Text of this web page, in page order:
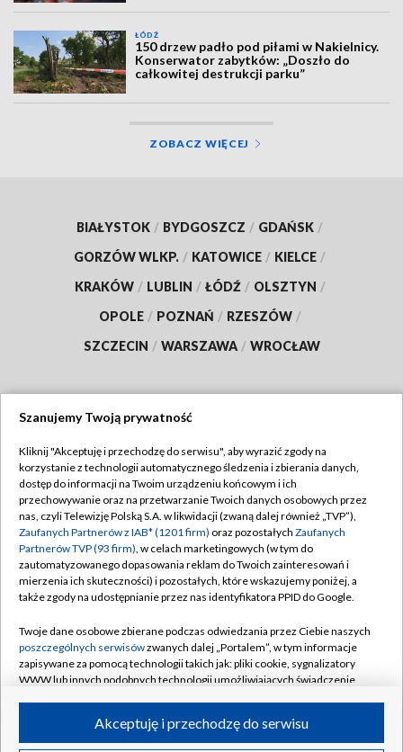
ŁÓDŹ
150 drzew padło pod piłami w Nakielnicy.
Konserwator zabytków: „Doszło do
całkowitej destrukcji parku”
ZOBACZ WIĘCEJ
BIAŁYSTOK / BYDGOSZCZ / GDAŃSK /
GORZÓW WLKP. / KATOWICE / KIELCE /
KRAKÓW / LUBLIN / ŁÓDŹ / OLSZTYN /
OPOLE / POZNAŃ / RZESZÓW /
SZCZECIN / WARSZAWA / WROCŁAW
TVP
Abonament TVP
Emisja w TVP
Centrum informacji TVP
Naziemna Telewizja Cyfrowa
Rada Programowa
System NOS
Informacje o nadawcy
Program dla prasy
Regulamin TVP
Polityka prywatności
Moje zgody
Pomoc
Kontakt
Kanały
Szanujemy Twoją prywatność
Kliknij "Akceptuję i przechodzę do serwisu", aby wyrazić zgody na
korzystanie z technologii automatycznego śledzenia i zbierania danych,
dostęp do informacji na Twoim urządzeniu końcowym i ich
przechowywanie oraz na przetwarzanie Twoich danych osobowych przez
nas, czyli Telewizję Polską S.A. w likwidacji (zwaną dalej również „TVP”),
Zaufanych Partnerów z IAB* (1201 firm) oraz pozostałych Zaufanych
Partnerów TVP (93 firm), w celach marketingowych (w tym do
zautomatyzowanego dopasowania reklam do Twoich zainteresowań i
mierzenia ich skuteczności) i pozostałych, które wskazujemy poniżej, a
także zgody na udostępnianie przez nas identyfikatora PPID do Google.
Twoje dane osobowe zbierane podczas odwiedzania przez Ciebie naszych
poszczególnych serwisówzwanych dalej „Portalem”, w tym informacje
zapisywane za pomocą technologii takich jak: pliki cookie, sygnalizatory
WWW lub innych podobnych technologii umożliwiających świadczenie
ruchu w Internecie.Akceptuję i przechodzę do serwisu